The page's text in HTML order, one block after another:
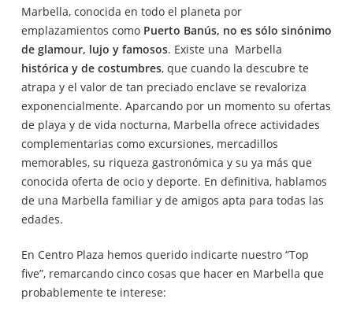
Marbella, conocida en todo el planeta por
emplazamientos como Puerto Banús, no es sólo sinónimo
de glamour, lujo y famosos. Existe una Marbella
histórica y de costumbres, que cuando la descubre te
atrapa y el valor de tan preciado enclave se revaloriza
exponencialmente. Aparcando por un momento su ofertas
de playa y de vida nocturna, Marbella ofrece actividades
complementarias como excursiones, mercadillos
memorables, su riqueza gastronómica y su ya más que
conocida oferta de ocio y deporte. En definitiva, hablamos
de una Marbella familiar y de amigos apta para todas las
edades.
En Centro Plaza hemos querido indicarte nuestro “Top
five”, remarcando cinco cosas que hacer en Marbella que
probablemente te interese: